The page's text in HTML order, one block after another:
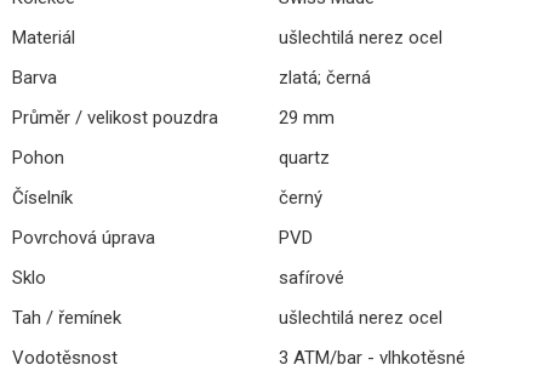
Materiál
ušlechtilá nerez ocel
Barva
zlatá; černá
Průměr / velikost pouzdra
29 mm
Pohon
quartz
Číselník
černý
Povrchová úprava
PVD
Sklo
safírové
Tah / řemínek
ušlechtilá nerez ocel
Vodotěsnost
3 ATM/bar - vlhkotěsné